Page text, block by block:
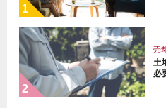
売
土
必